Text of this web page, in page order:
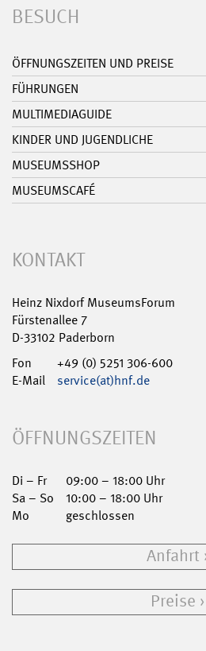
BESUCH
ÖFFNUNGSZEITEN UND PREISE
FÜHRUNGEN
MULTIMEDIAGUIDE
KINDER UND JUGENDLICHE
MUSEUMSSHOP
MUSEUMSCAFÉ
KONTAKT
Heinz Nixdorf MuseumsForum
Fürstenallee 7
D-33102 Paderborn
Fon
+49 (0) 5251 306-600
E-Mail
service(at)hnf.de
ÖFFNUNGSZEITEN
Di – Fr
09:00 – 18:00 Uhr
Sa – So
10:00 – 18:00 Uhr
Mo
geschlossen
Anfahrt
Preise